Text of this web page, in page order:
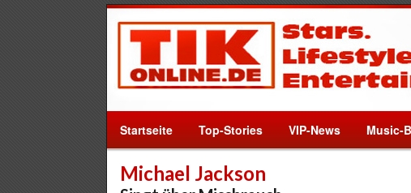
Startseite Top-Stories VIP-News Music-
Michael Jackson